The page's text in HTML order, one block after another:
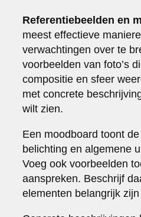
Referentiebeelden en
meest effectieve
verwachtingen over te
voorbeelden van foto’s
compositie en sfeer
met concrete
wilt zien.
Een moodboard toont
belichting en algemene
Voeg ook voorbeelden
aanspreken. Beschrijf
elementen belangrijk